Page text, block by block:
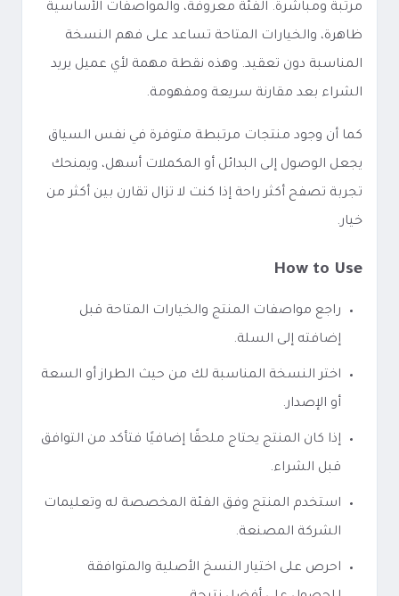
مرتبة ومباشرة. الفئة معروفة، والمواصفات الأساسية
ظاهرة، والخيارات المتاحة تساعد على فهم النسخة
المناسبة دون تعقيد. وهذه نقطة مهمة لأي عميل يريد
الشراء بعد مقارنة سريعة ومفهومة.
كما أن وجود منتجات مرتبطة متوفرة في نفس السياق
يجعل الوصول إلى البدائل أو المكملات أسهل، ويمنحك
تجربة تصفح أكثر راحة إذا كنت لا تزال تقارن بين أكثر من
خيار.
How to Use
راجع مواصفات المنتج والخيارات المتاحة قبل
إضافته إلى السلة.
اختر النسخة المناسبة لك من حيث الطراز أو السعة
أو الإصدار.
إذا كان المنتج يحتاج ملحقًا إضافيًا فتأكد من التوافق
قبل الشراء.
استخدم المنتج وفق الفئة المخصصة له وتعليمات
الشركة المصنعة.
احرص على اختيار النسخ الأصلية والمتوافقة